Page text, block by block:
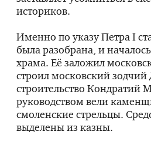
историков.
Именно по указу Петра I
была разобрана, и
храма. Её заложил
строил московский
строительство
руководством вели
смоленские стрельцы.
выделены из казны.